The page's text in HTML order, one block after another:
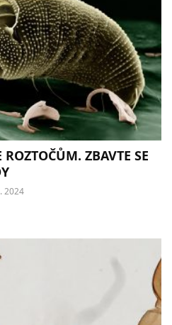
ZBAVTE SE
2024